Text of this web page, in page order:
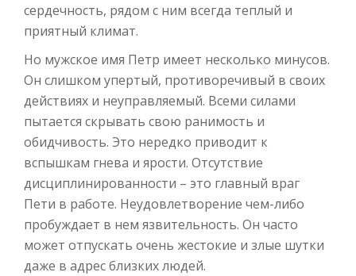
сердечность, рядом с ним всегда теплый и
приятный климат.
Но мужское имя Петр имеет несколько минусов.
Он слишком упертый, противоречивый в своих
действиях и неуправляемый. Всеми силами
пытается скрывать свою ранимость и
обидчивость. Это нередко приводит к
вспышкам гнева и ярости. Отсутствие
дисциплинированности – это главный враг
Пети в работе. Неудовлетворение чем-либо
пробуждает в нем язвительность. Он часто
может отпускать очень жестокие и злые шутки
даже в адрес близких людей.